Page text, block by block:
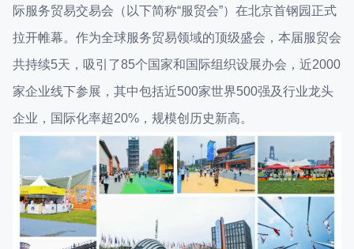
际服务贸易交易会（以下简称“服贸会”）在北京首钢园正式
拉开帷幕。作为全球服务贸易领域的顶级盛会，本届服贸会
共持续5天，吸引了85个国家和国际组织设展办会，近2000
家企业线下参展，其中包括近500家世界500强及行业龙头
企业，国际化率超20%，规模创历史新高。